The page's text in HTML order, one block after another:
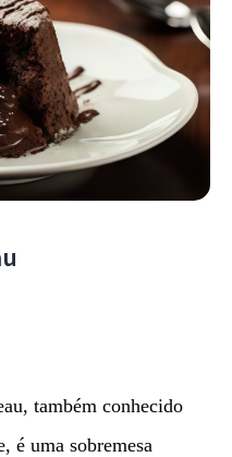
também conhecido
é uma sobremesa